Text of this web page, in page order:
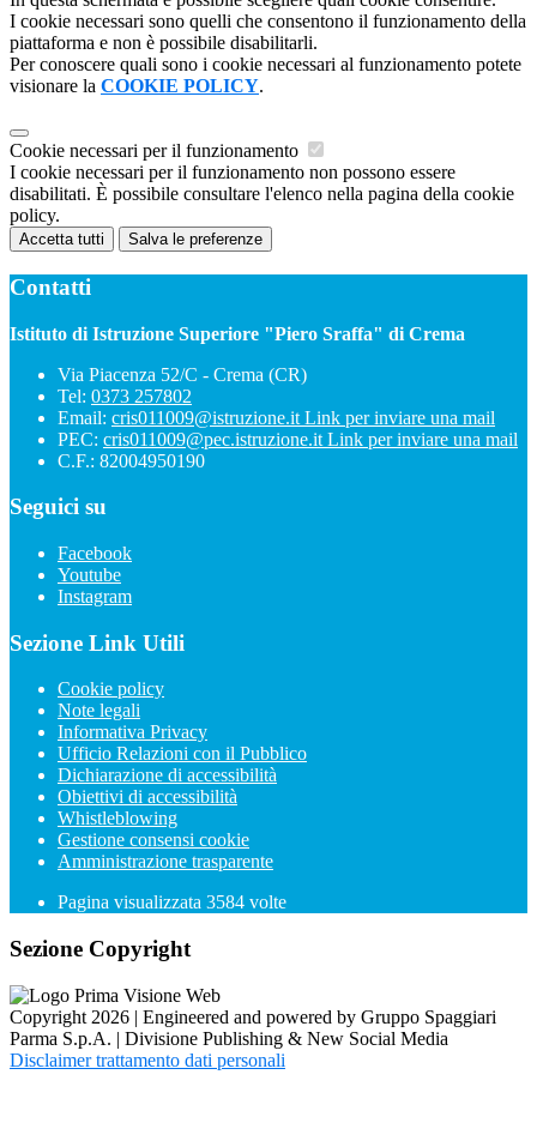
I cookie necessari sono quelli che consentono il funzionamento della
piattaforma e non è possibile disabilitarli.
Per conoscere quali sono i cookie necessari al funzionamento potete
visionare la COOKIE POLICY.
Cookie necessari per il funzionamento
I cookie necessari per il funzionamento non possono essere
disabilitati. È possibile consultare l'elenco nella pagina della cookie
policy.
Accetta tutti Salva le preferenze
Contatti
Istituto di Istruzione Superiore "Piero Sraffa" di Crema
Via Piacenza 52/C - Crema (CR)
Tel: 0373 257802
Email: cris011009@istruzione.it Link per inviare una mail
PEC: cris011009@pec.istruzione.it Link per inviare una mail
C.F.: 82004950190
Seguici su
Facebook
Youtube
Instagram
Sezione Link Utili
Cookie policy
Note legali
Informativa Privacy
Ufficio Relazioni con il Pubblico
Dichiarazione di accessibilità
Obiettivi di accessibilità
Whistleblowing
Gestione consensi cookie
Amministrazione trasparente
Pagina visualizzata 3584 volte
Sezione Copyright
Copyright 2026 | Engineered and powered by Gruppo Spaggiari
Parma S.p.A. | Divisione Publishing & New Social Media
Disclaimer trattamento dati personali